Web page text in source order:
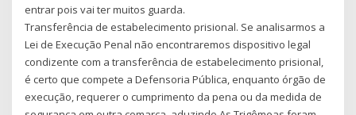
entrar pois vai ter muitos guarda.
Transferência de estabelecimento prisional. Se analisarmos a
Lei de Execução Penal não encontraremos dispositivo legal
condizente com a transferência de estabelecimento prisional,
é certo que compete a Defensoria Pública, enquanto órgão de
execução, requerer o cumprimento da pena ou da medida de